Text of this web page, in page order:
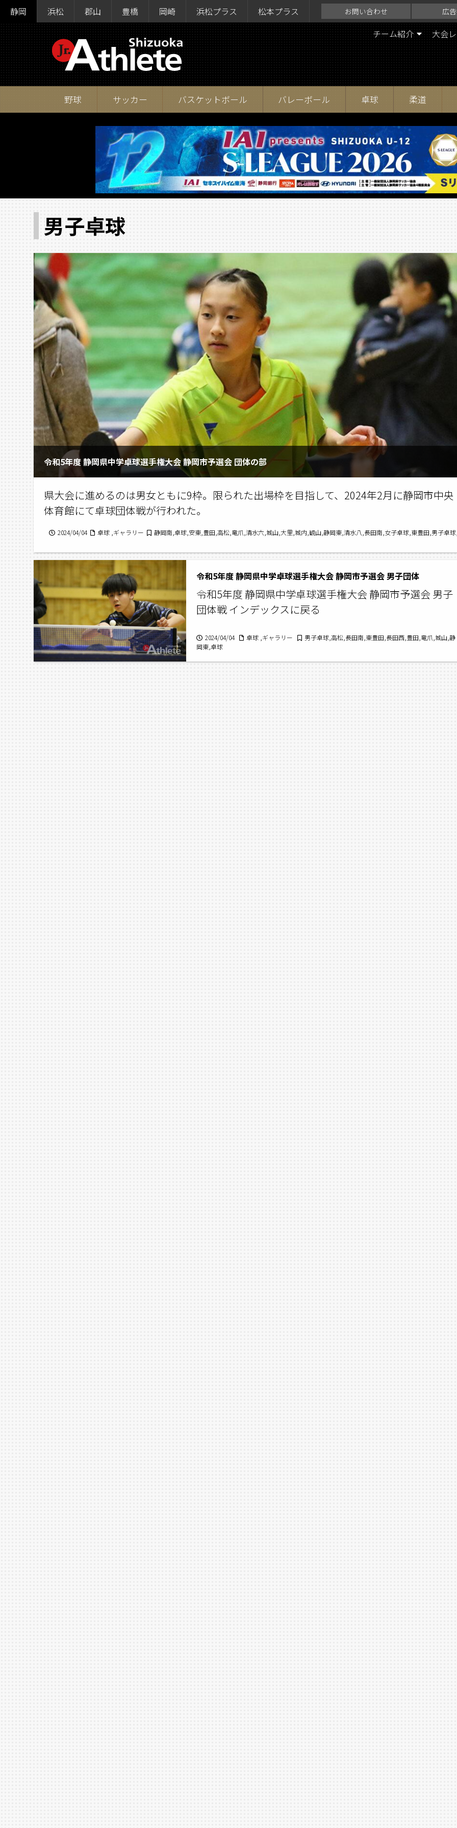
静岡 浜松 郡山 豊橋 岡崎 浜松プラス 松本プラス お問い合わせ 広
チーム紹介 大会
野球 サッカー バスケットボール バレーボール 卓球 柔道
男子卓球
令和5年度 静岡県中学卓球選手権大会 静岡市予選会 団体の部
県大会に進めるのは男女ともに9枠。限られた出場枠を目指して、2024年2月に静岡市中央
体育館にて卓球団体戦が行われた。
2024/04/04 卓球 ,ギャラリー 静岡南,卓球,安東,豊田,高松,竜爪,清水六,城山,大里,城内,観山,静岡東,清水八,長田南,女子卓球,東豊田,男子卓
令和5年度 静岡県中学卓球選手権大会 静岡市予選会 男子団体
令和5年度 静岡県中学卓球選手権大会 静岡市予選会 男子
団体戦 インデックスに戻る
2024/04/04 卓球 ,ギャラリー
男子卓球,高松,長田南,東豊田,長田西,豊田,竜爪,城山,静
岡東,卓球